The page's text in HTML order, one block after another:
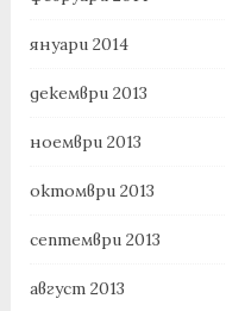
януари 2014
декември 2013
ноември 2013
октомври 2013
септември 2013
август 2013